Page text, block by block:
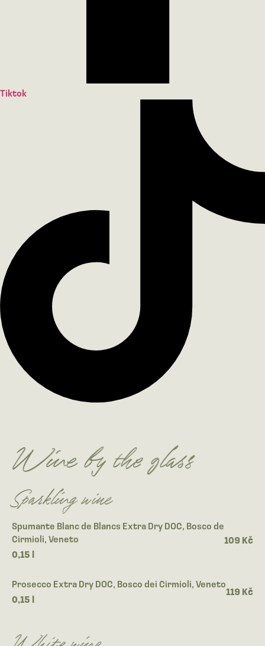
Tiktok
Wine by the glass
Sparkling wine
Spumante Blanc de Blancs Extra Dry DOC, Bosco de
Cirmioli, Veneto
0,15 l
109 Kč
Prosecco Extra Dry DOC, Bosco dei Cirmioli, Veneto
0,15 l
119 Kč